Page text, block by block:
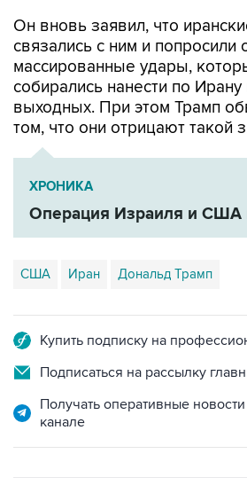
Он вновь заявил, что
связались с ним и попросили
массированные удары,
собирались нанести по
выходных. При этом Трамп
том, что они отрицают такой
ХРОНИКА
Операция Израиля и США
США Иран Дональд Трамп
Купить подписку на
Подписаться на рассылку
Получать оперативные
канале